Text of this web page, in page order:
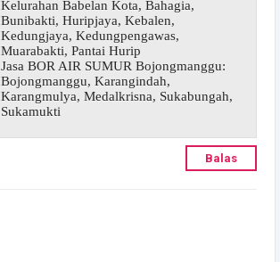
Kelurahan Babelan Kota, Bahagia,
Bunibakti, Huripjaya, Kebalen,
Kedungjaya, Kedungpengawas,
Muarabakti, Pantai Hurip
Jasa BOR AIR SUMUR Bojongmanggu:
Bojongmanggu, Karangindah,
Karangmulya, Medalkrisna, Sukabungah,
Sukamukti
Balas